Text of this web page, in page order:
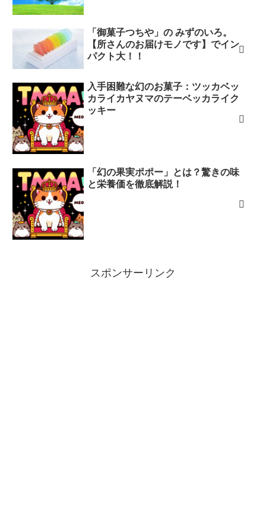
「御菓子つちや」の みずのいろ。
【所さんのお届けモノです】でイン
パクト大！！
入手困難な幻のお菓子：ツッカベッ
カライカヤヌマのテーベッカライク
ッキー
「幻の果実ポポー」とは？驚きの味
と栄養価を徹底解説！
スポンサーリンク